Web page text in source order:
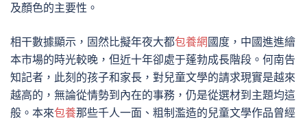
及顏色的主要性。
相干數據顯示，固然比擬年夜大都包養網 國度，中國進進繪
本市場的時光較晚，但近十年卻處于蓬勃成長階段。何南告
知記者，此刻的孩子和家長，對兒童文學的請求現實是越來
越高的，無論從情勢到內在的事務，仍是從選材到主題均這
般。本來包養那些千人一面、粗制濫造的兒童文學作品曾經